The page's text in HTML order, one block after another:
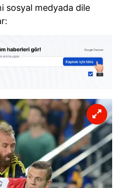
sosyal medyada dile